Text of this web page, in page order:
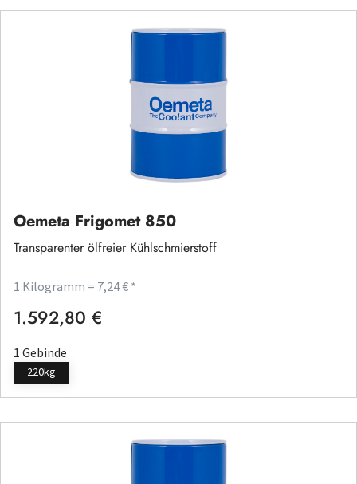
Oemeta Frigomet 850
Transparenter ölfreier Kühlschmierstoff
1 Kilogramm = 7,24 € *
Regulärer Preis:
1.592,80 €
1 Gebinde
220kg